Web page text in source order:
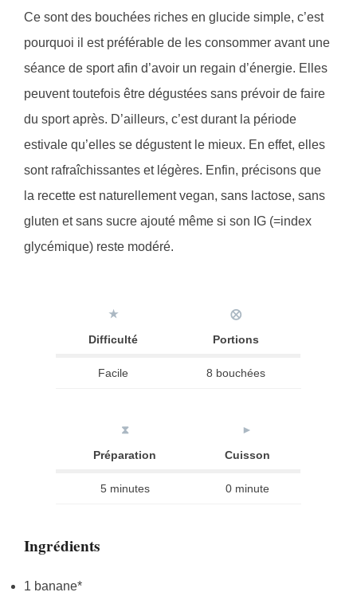
Ce sont des bouchées riches en glucide simple, c’est
pourquoi il est préférable de les consommer avant une
séance de sport afin d’avoir un regain d’énergie. Elles
peuvent toutefois être dégustées sans prévoir de faire
du sport après. D’ailleurs, c’est durant la période
estivale qu’elles se dégustent le mieux. En effet, elles
sont rafraîchissantes et légères. Enfin, précisons que
la recette est naturellement vegan, sans lactose, sans
gluten et sans sucre ajouté même si son IG (=index
glycémique) reste modéré.
★
Difficulté
⨂
Portions
Facile 8 bouchées
⧗
Préparation
►
Cuisson
5 minutes 0 minute
Ingrédients
1 banane*